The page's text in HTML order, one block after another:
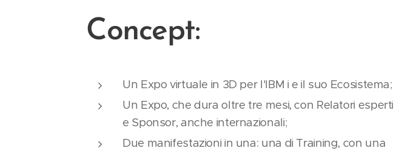
Concept:
Un Expo virtuale in 3D per l'IBM i e il suo Ecosistema;
Un Expo, che dura oltre tre mesi, con Relatori esperti
e Sponsor, anche internazionali;
Due manifestazioni in una: una di Training, con una